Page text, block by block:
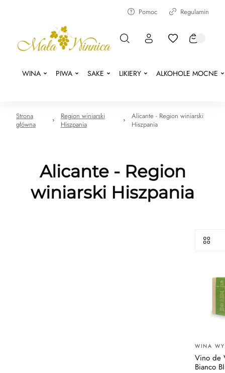
Pomoc Regulamin
WINA PIWA SAKE LIKIERY ALKOHOLE MOCNE
Strona
główna
Region winiarski
Hiszpania
Alicante - Region winiarski
Hiszpania
Alicante - Region
winiarski Hiszpania
WINA
Vino de
Bianco